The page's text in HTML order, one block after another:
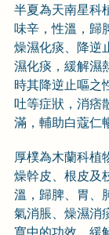
半夏為天南星科
味辛，性溫，歸
燥濕化痰、降逆
濕化痰，緩解濕
時其降逆止嘔之
吐等症狀，消痞
滿，輔助白蔻仁
厚樸為木蘭科植
燥幹皮、根皮及
溫，歸脾、胃、
氣消脹、燥濕消